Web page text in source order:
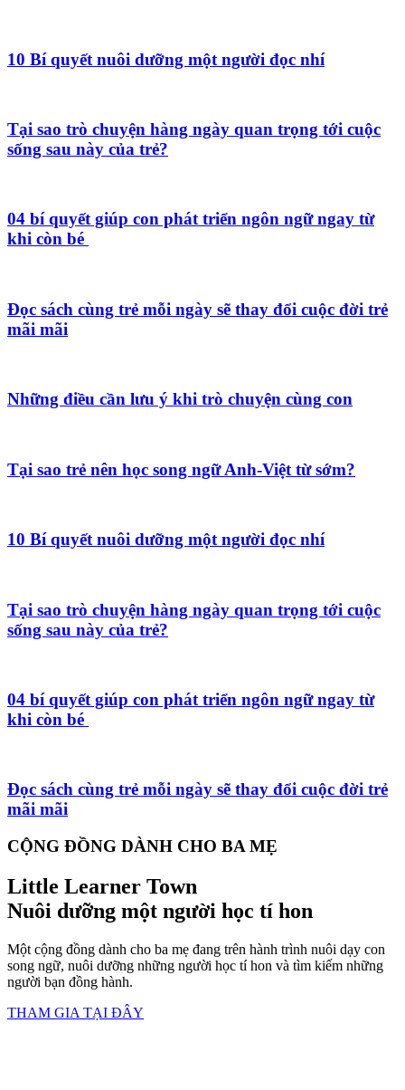
10 Bí quyết nuôi dưỡng một người đọc nhí
Tại sao trò chuyện hàng ngày quan trọng tới cuộc
sống sau này của trẻ?
04 bí quyết giúp con phát triển ngôn ngữ ngay từ
khi còn bé
Đọc sách cùng trẻ mỗi ngày sẽ thay đổi cuộc đời trẻ
mãi mãi
Những điều cần lưu ý khi trò chuyện cùng con
Tại sao trẻ nên học song ngữ Anh-Việt từ sớm?
10 Bí quyết nuôi dưỡng một người đọc nhí
Tại sao trò chuyện hàng ngày quan trọng tới cuộc
sống sau này của trẻ?
04 bí quyết giúp con phát triển ngôn ngữ ngay từ
khi còn bé
Đọc sách cùng trẻ mỗi ngày sẽ thay đổi cuộc đời trẻ
mãi mãi
CỘNG ĐỒNG DÀNH CHO BA MẸ
Little Learner Town
Nuôi dưỡng một người học tí hon
Một cộng đồng dành cho ba mẹ đang trên hành trình nuôi dạy con
song ngữ, nuôi dưỡng những người học tí hon và tìm kiếm những
người bạn đồng hành.
THAM GIA TẠI ĐÂY